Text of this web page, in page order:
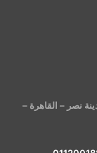
– زهراء مدينة نصر – القاهرة –